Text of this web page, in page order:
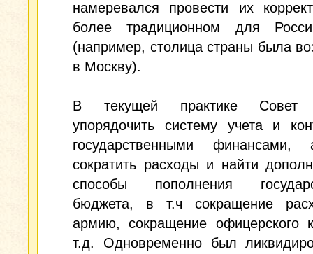
намеревался провести их
более традиционном для
(например, столица страны была
в Москву).
В текущей практике Совет
упорядочить систему учета и
государственными
сократить расходы и найти
способы пополнения
бюджета, в т.ч сокращение
армию, сокращение офицерского
т.д. Одновременно был